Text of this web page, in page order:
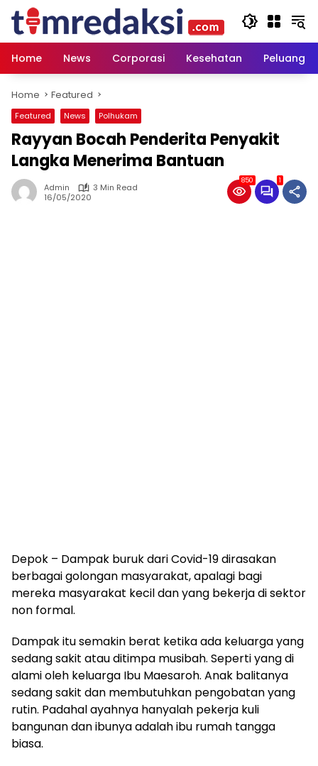
content
Home
News Corporasi Kesehatan Peluang
Home Featured
Featured News Polhukam
Rayyan Bocah Penderita Penyakit
Langka Menerima Bantuan
Admin
3 Min Read
16/05/2020
850 1
Depok – Dampak buruk dari Covid-19 dirasakan
berbagai golongan masyarakat, apalagi bagi
mereka masyarakat kecil dan yang bekerja di sektor
non formal.
Dampak itu semakin berat ketika ada keluarga yang
sedang sakit atau ditimpa musibah. Seperti yang di
alami oleh keluarga Ibu Maesaroh. Anak balitanya
sedang sakit dan membutuhkan pengobatan yang
rutin. Padahal ayahnya hanyalah pekerja kuli
bangunan dan ibunya adalah ibu rumah tangga
biasa.